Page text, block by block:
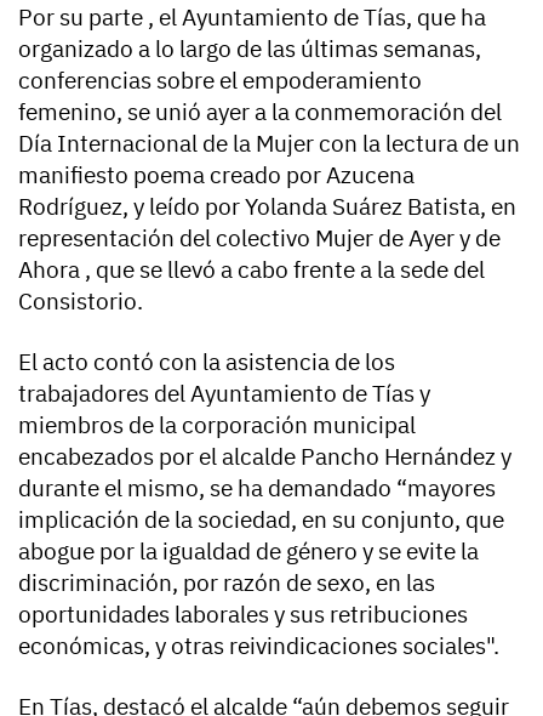
Por su parte , el Ayuntamiento de Tías, que ha
organizado a lo largo de las últimas semanas,
conferencias sobre el empoderamiento
femenino, se unió ayer a la conmemoración del
Día Internacional de la Mujer con la lectura de un
manifiesto poema creado por Azucena
Rodríguez, y leído por Yolanda Suárez Batista, en
representación del colectivo Mujer de Ayer y de
Ahora , que se llevó a cabo frente a la sede del
Consistorio.
El acto contó con la asistencia de los
trabajadores del Ayuntamiento de Tías y
miembros de la corporación municipal
encabezados por el alcalde Pancho Hernández y
durante el mismo, se ha demandado “mayores
implicación de la sociedad, en su conjunto, que
abogue por la igualdad de género y se evite la
discriminación, por razón de sexo, en las
oportunidades laborales y sus retribuciones
económicas, y otras reivindicaciones sociales".
En Tías, destacó el alcalde “aún debemos seguir